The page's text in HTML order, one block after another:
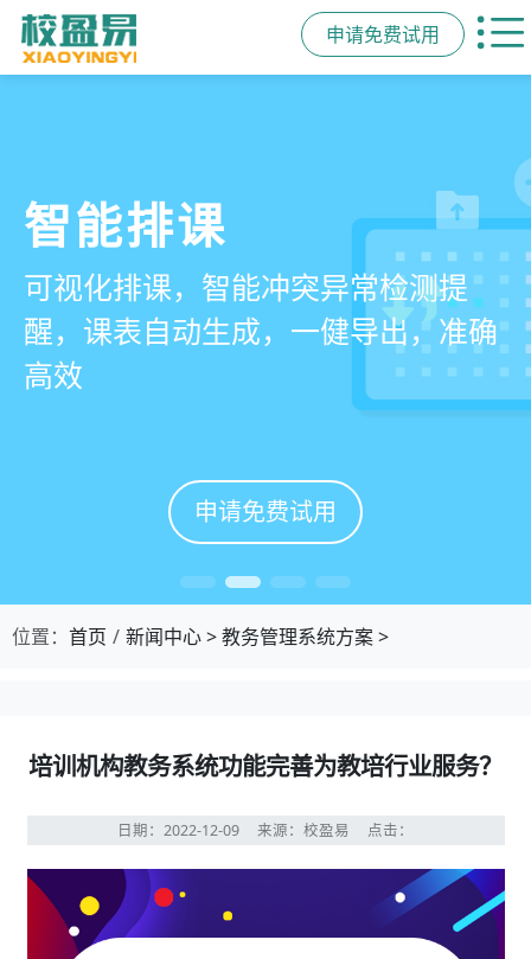
申请免费试用
管学校，用校盈易
培训机构教务管理系
统
有效提升运营管理效率45%
申请免费试用
智能排课
可视化排课，智能冲突异常检测提
醒，课表自动生成，一健导出，准确
高效
申请免费试用
课时统计
学员签到同步扣减课时，老师带课量
自动统计、汇总，数据清晰可查免扯
皮
申请免费试用
家校互动
一部手机链接教师、学员、家长，沟
通互动零距离，服务贴心铸口碑促续
费
申请免费试用
位置： 首页 新闻中心>教务管理系统方案>
培训机构教务系统功能完善为教培行业服务？
日期：2022-12-09 来源：校盈易 点击：